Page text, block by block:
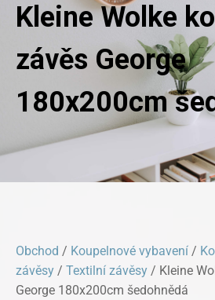
Kleine Wolke
závěs George
180x200cm
Obchod / Koupelnové vybavení /
závěsy / Textilní závěsy / Kleine
George 180x200cm šedohnědá